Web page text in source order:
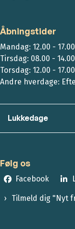
Åbningstider
Mandag: 12.00 - 17.00
Tirsdag: 08.00 - 14.00
Torsdag: 12.00 - 17.00
Andre hverdage:
Lukkedage
Følg os
Facebook
Tilmeld dig "Nyt